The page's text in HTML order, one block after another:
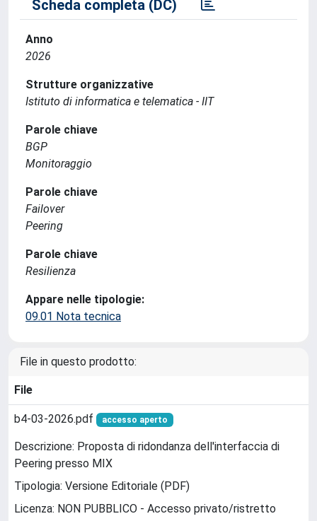
Scheda completa (DC)
Anno
2026
Strutture organizzative
Istituto di informatica e telematica - IIT
Parole chiave
BGP
Monitoraggio
Parole chiave
Failover
Peering
Parole chiave
Resilienza
Appare nelle tipologie:
09.01 Nota tecnica
File in questo prodotto:
File
b4-03-2026.pdf accesso aperto
Descrizione: Proposta di ridondanza dell'interfaccia di
Peering presso MIX
Tipologia: Versione Editoriale (PDF)
Licenza: NON PUBBLICO - Accesso privato/ristretto